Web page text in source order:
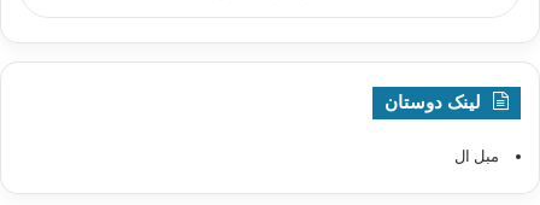
لینک دوستان
مبل ال